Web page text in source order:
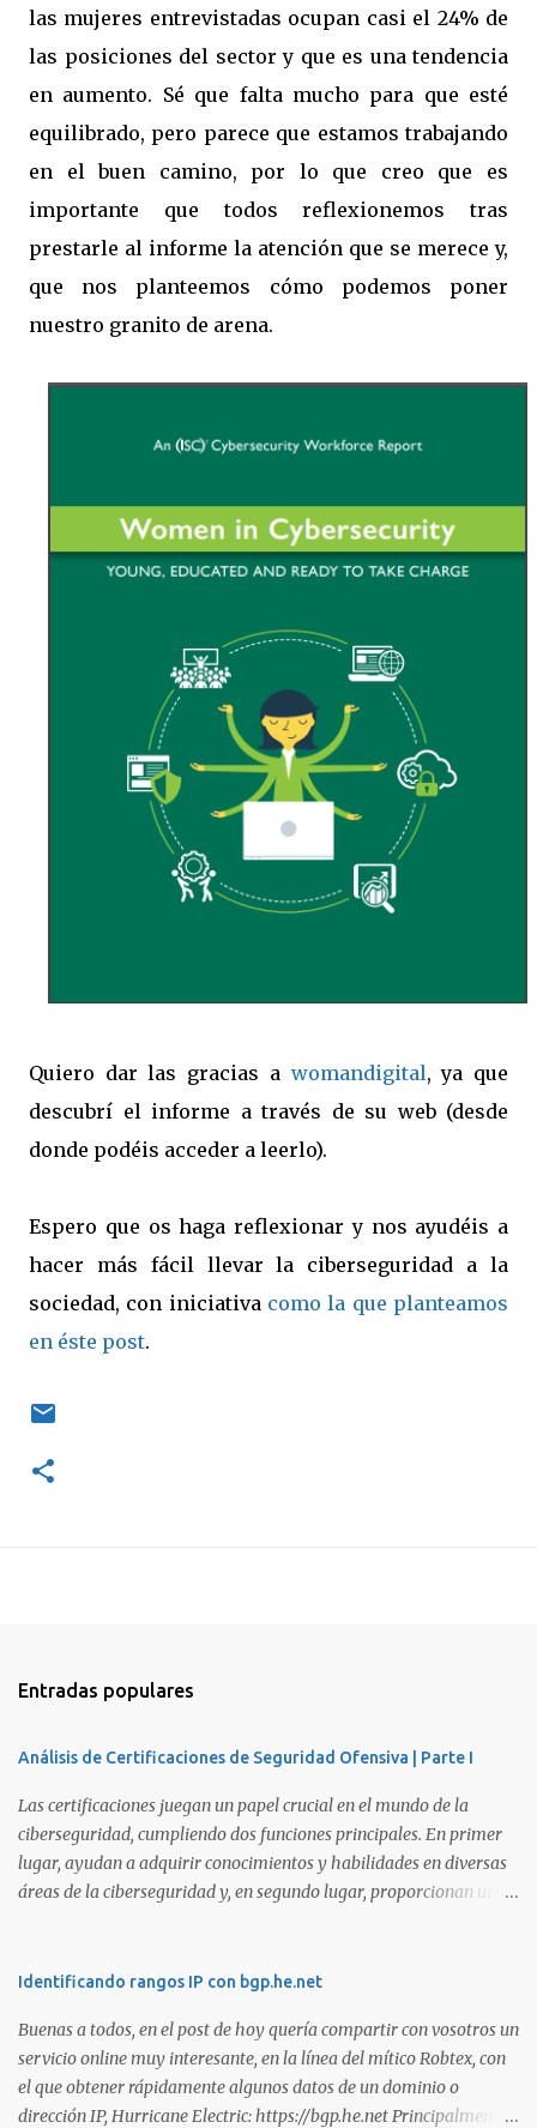
las mujeres entrevistadas ocupan casi el 24% de
las posiciones del sector y que es una tendencia
en aumento. Sé que falta mucho para que esté
equilibrado, pero parece que estamos trabajando
en el buen camino, por lo que creo que es
importante que todos reflexionemos tras
prestarle al informe la atención que se merece y,
que nos planteemos cómo podemos poner
nuestro granito de arena.
Quiero dar las gracias a womandigital, ya que
descubrí el informe a través de su web (desde
donde podéis acceder a leerlo).
Espero que os haga reflexionar y nos ayudéis a
hacer más fácil llevar la ciberseguridad a la
sociedad, con iniciativa como la que planteamos
en éste post.
Entradas populares
Análisis de Certificaciones de Seguridad Ofensiva | Parte I
Las certificaciones juegan un papel crucial en el mundo de la
ciberseguridad, cumpliendo dos funciones principales. En primer
lugar, ayudan a adquirir conocimientos y habilidades en diversas
áreas de la ciberseguridad y, en segundo lugar, proporcionan una
certificaciones existentes hoy en día, elegir la adecuada puede
certificaciones que consideramos como opciones sólidas para
aquellos que desean especializarse en el área de la seguridad
ofensiva. Todas ellas son totalmente prácticas y su examen simula
un escenario real en el que se deben comprometer diversos activos,
Identificando rangos IP con bgp.he.net
Buenas a todos, en el post de hoy quería compartir con vosotros un
servicio online muy interesante, en la línea del mítico Robtex, con
el que obtener rápidamente algunos datos de un dominio o
dirección IP, Hurricane Electric: https://bgp.he.net Principalmente